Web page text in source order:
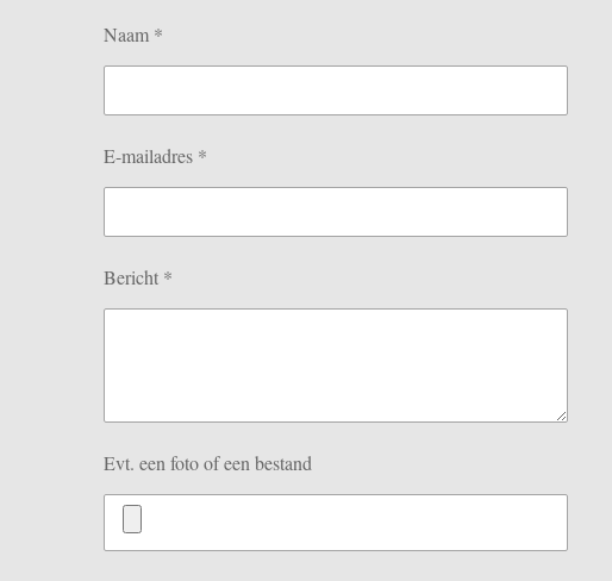
Naam *
E-mailadres *
Bericht *
Evt. een foto of een bestand